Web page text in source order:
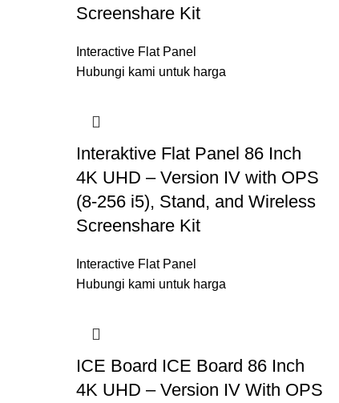
Screenshare Kit
Interactive Flat Panel
Hubungi kami untuk harga
Interaktive Flat Panel 86 Inch
4K UHD – Version IV with OPS
(8-256 i5), Stand, and Wireless
Screenshare Kit
Interactive Flat Panel
Hubungi kami untuk harga
ICE Board ICE Board 86 Inch
4K UHD – Version IV With OPS